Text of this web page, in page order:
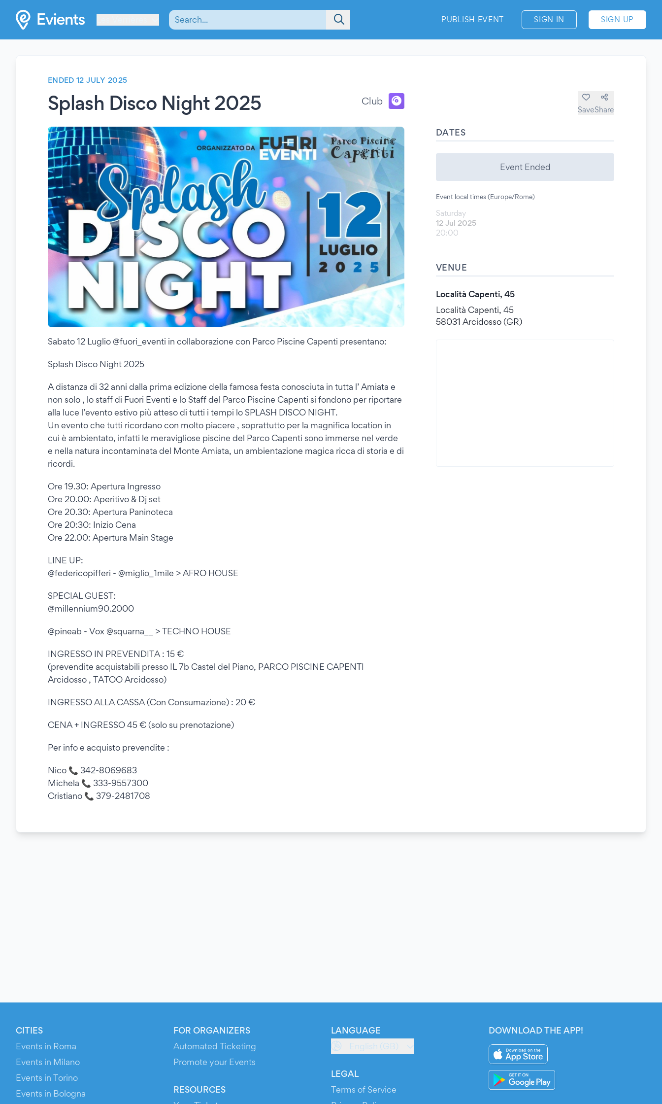
PUBLISH EVENT SIGN IN SIGN UP
ENDED 12 JULY 2025
Splash Disco Night 2025 Club
SaveShare
Sabato 12 Luglio @fuori_eventi in collaborazione con Parco Piscine Capenti presentano:
Splash Disco Night 2025
A distanza di 32 anni dalla prima edizione della famosa festa conosciuta in tutta l’ Amiata e
non solo , lo staff di Fuori Eventi e lo Staff del Parco Piscine Capenti si fondono per riportare
alla luce l’evento estivo più atteso di tutti i tempi lo SPLASH DISCO NIGHT.
Un evento che tutti ricordano con molto piacere , soprattutto per la magnifica location in
cui è ambientato, infatti le meravigliose piscine del Parco Capenti sono immerse nel verde
e nella natura incontaminata del Monte Amiata, un ambientazione magica ricca di storia e di
ricordi.
Ore 19.30: Apertura Ingresso
Ore 20.00: Aperitivo & Dj set
Ore 20.30: Apertura Paninoteca
Ore 20:30: Inizio Cena
Ore 22.00: Apertura Main Stage
LINE UP:
@federicopifferi - @miglio_1mile > AFRO HOUSE
SPECIAL GUEST:
@millennium90.2000
@pineab - Vox @squarna__ > TECHNO HOUSE
INGRESSO IN PREVENDITA : 15 €
(prevendite acquistabili presso IL 7b Castel del Piano, PARCO PISCINE CAPENTI
Arcidosso , TATOO Arcidosso)
INGRESSO ALLA CASSA (Con Consumazione) : 20 €
CENA + INGRESSO 45 € (solo su prenotazione)
Per info e acquisto prevendite :
Nico 📞 342-8069683
Michela 📞 333-9557300
Cristiano 📞 379-2481708
DATES
Event Ended
Event local times (Europe/Rome)
Saturday
12 Jul 2025
20:00
VENUE
Località Capenti, 45
Località Capenti, 45
58031 Arcidosso (GR)
CITIES
Events in Roma
Events in Milano
Events in Torino
Events in Bologna
FOR ORGANIZERS
Automated Ticketing
Promote your Events
RESOURCES
LANGUAGE
English (GB)
LEGAL
Terms of Service
DOWNLOAD THE APP!